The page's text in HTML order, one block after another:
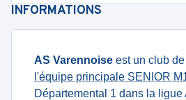
INFORMATIONS
AS Varennoise est un club
l'équipe principale SENIOR
Départemental 1 dans la ligue